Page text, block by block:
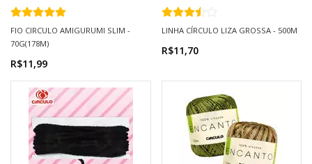
FIO CIRCULO AMIGURUMI SLIM -
70G(178M)
R$11,99
LINHA CÍRCULO LIZA GROSSA - 500M
R$11,70